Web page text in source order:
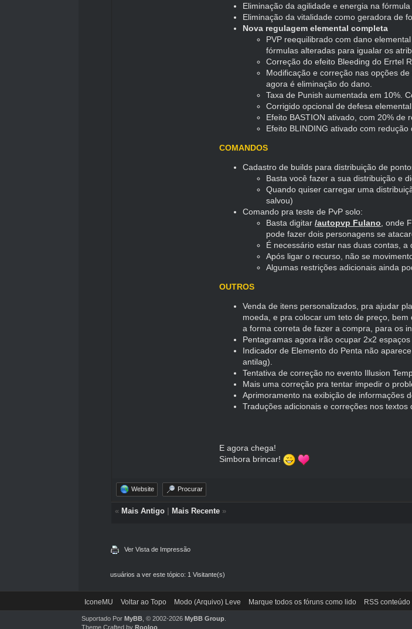
Eliminação da agilidade e energia na
Eliminação da vitalidade como geradora de
Nova regulagem elemental completa
PVP reequilibrado com dano
fórmulas alteradas para igualar os
Correção do efeito Bleeding do Errtel
Modificação e correção nas opções
agora é eliminação do dano.
Taxa de Punish aumentada em 10%.
Corrigido opcional de defesa elemental.
Efeito BASTION ativado, com 20% de
Efeito BLINDING ativado com redução
COMANDOS
Cadastro de builds para distribuição de
Basta você fazer a sua distribuição e
Quando quiser carregar uma
salvou)
Comando pra teste de PvP solo:
Basta digitar/autopvp Fulano , onde
pode fazer dois personagens se
É necessário estar nas duas contas,
Após ligar o recurso, não se
Algumas restrições adicionais ainda
OUTROS
Venda de itens personalizados, pra ajudar
moeda, e pra colocar um teto de preço,
a forma correta de fazer a compra, para os
Pentagramas agora irão ocupar 2x2
Indicador de Elemento do Penta não
antilag).
Tentativa de correção no evento Illusion
Mais uma correção pra tentar impedir o
Aprimoramento na exibição de informações
Traduções adicionais e correções nos textos
E agora chega!
Simbora brincar!
Website Procurar
« Mais Antigo| Mais Recente»
Ver Vista de Impressão
usuários a ver este tópico: 1 Visitante(s)
IconeMU Voltar ao Topo Modo (Arquivo) Leve Marque todos os fóruns como lido RSS conteúdo
Suportado PorMyBB , © 2002-2026MyBB Group
Theme Crafted byRooloo